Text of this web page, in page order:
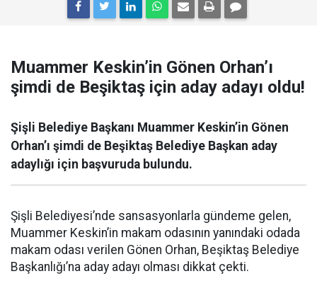
Muammer Keskin’in Gönen Orhan’ı
şimdi de Beşiktaş için aday adayı oldu!
Şişli Belediye Başkanı Muammer Keskin’in Gönen
Orhan’ı şimdi de Beşiktaş Belediye Başkan aday
adaylığı için başvuruda bulundu.
Şişli Belediyesi’nde sansasyonlarla gündeme gelen,
Muammer Keskin’in makam odasının yanındaki odada
makam odası verilen Gönen Orhan, Beşiktaş Belediye
Başkanlığı’na aday adayı olması dikkat çekti.